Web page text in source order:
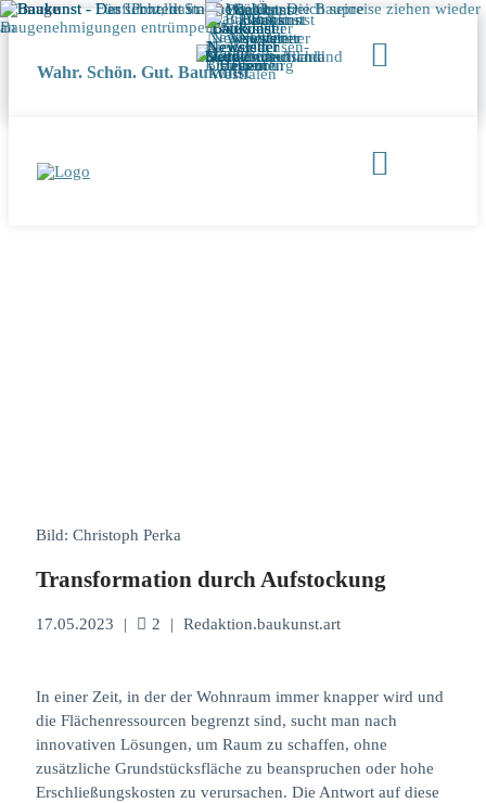
Wahr. Schön. Gut. Baukunst
Bild: Christoph Perka
Transformation durch Aufstockung
17.05.2023 | 2 | Redaktion.baukunst.art
In einer Zeit, in der der Wohnraum immer knapper wird und
die Flächenressourcen begrenzt sind, sucht man nach
innovativen Lösungen, um Raum zu schaffen, ohne
zusätzliche Grundstücksfläche zu beanspruchen oder hohe
Erschließungskosten zu verursachen. Die Antwort auf diese